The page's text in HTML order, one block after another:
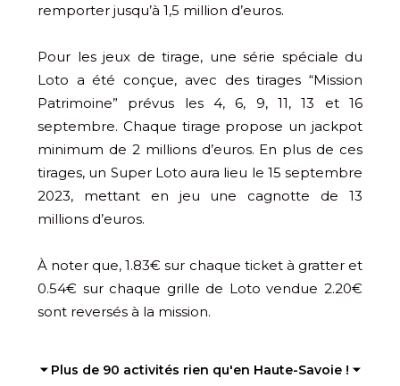
remporter jusqu’à 1,5 million d’euros.
Pour les jeux de tirage, une série spéciale du
Loto a été conçue, avec des tirages “Mission
Patrimoine” prévus les 4, 6, 9, 11, 13 et 16
septembre. Chaque tirage propose un jackpot
minimum de 2 millions d’euros. En plus de ces
tirages, un Super Loto aura lieu le 15 septembre
2023, mettant en jeu une cagnotte de 13
millions d’euros.
À noter que, 1.83€ sur chaque ticket à gratter et
0.54€ sur chaque grille de Loto vendue 2.20€
sont reversés à la mission.
⏷ Plus de 90 activités rien qu'en Haute-Savoie ! ⏷